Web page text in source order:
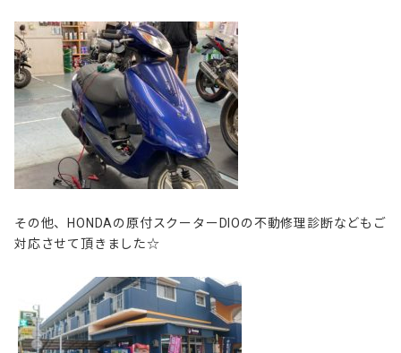
その他、HONDAの原付スクーターDIOの不動修理診断などもご
対応させて頂きました☆